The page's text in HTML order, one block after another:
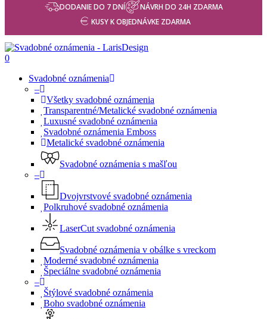
DODANIE DO 7 DNÍ
NÁVRH DO 24H ZDARMA
KUSY K OBJEDNÁVKE ZDARMA
0
Svadobné oznámenia
–
Všetky svadobné oznámenia
Transparentné/Metalické svadobné oznámenia
Luxusné svadobné oznámenia
Svadobné oznámenia Emboss
Metalické svadobné oznámenia
Svadobné oznámenia s mašľou
–
Dvojvrstvové svadobné oznámenia
Polkruhové svadobné oznámenia
LaserCut svadobné oznámenia
Svadobné oznámenia v obálke s vreckom
Moderné svadobné oznámenia
Špeciálne svadobné oznámenia
–
Štýlové svadobné oznámenia
Boho svadobné oznámenia